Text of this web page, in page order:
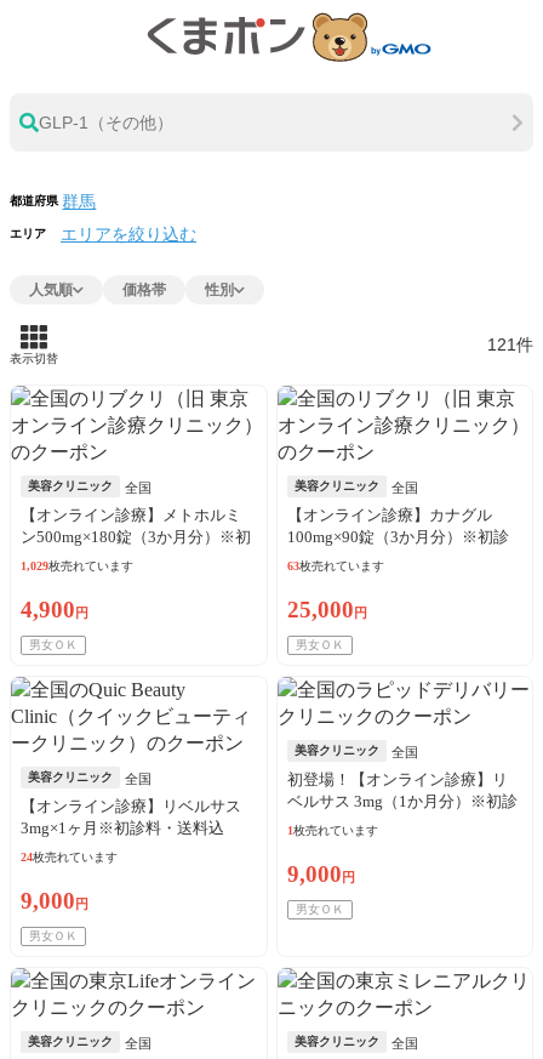
GLP-1（その他）
都道府県
エリア エリアを絞り込む
人気順 価格帯 性別
表示切替
121件
美容クリニック 全国
【オンライン診療】メトホルミ
ン500mg×180錠（3か月分）※初
診料・送料込
1,029枚売れています
4,900 円
男女ＯＫ
美容クリニック 全国
【オンライン診療】カナグル
100mg×90錠（3か月分）※初診
料・送料込
63枚売れています
25,000 円
男女ＯＫ
美容クリニック 全国
【オンライン診療】リベルサス
3mg×1ヶ月※初診料・送料込
24枚売れています
9,000 円
男女ＯＫ
美容クリニック 全国
初登場！【オンライン診療】リ
ベルサス 3mg（1か月分）※初診
料・送料込
1枚売れています
9,000 円
男女ＯＫ
美容クリニック 全国 美容クリニック 全国